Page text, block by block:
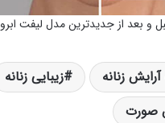
و بعد از جدیدترین مدل لیفت ابرو
زنانه
زیبایی زنانه
صورت